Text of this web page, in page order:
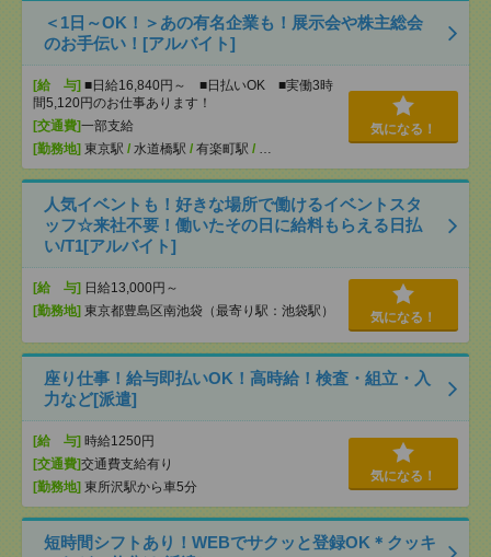
＜1日～OK！＞あの有名企業も！展示会や株主総会
のお手伝い！[アルバイト]
[給 与] ■日給16,840円～ ■日払いOK ■実働3時
間5,120円のお仕事あります！
[交通費]一部支給
[勤務地] 東京駅 / 水道橋駅 / 有楽町駅 / …
気になる！
人気イベントも！好きな場所で働けるイベントスタ
ッフ☆来社不要！働いたその日に給料もらえる日払
い/T1[アルバイト]
[給 与] 日給13,000円～
[勤務地] 東京都豊島区南池袋（最寄り駅：池袋駅） 気になる！
座り仕事！給与即払いOK！高時給！検査・組立・入
力など[派遣]
[給 与] 時給1250円
[交通費]交通費支給有り
[勤務地] 東所沢駅から車5分
気になる！
短時間シフトあり！WEBでサクッと登録OK＊クッキ